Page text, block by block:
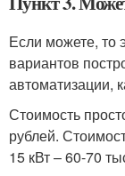
Если можете, то
вариантов
автоматизации,
Стоимость
рублей.
15 кВт – 60-70